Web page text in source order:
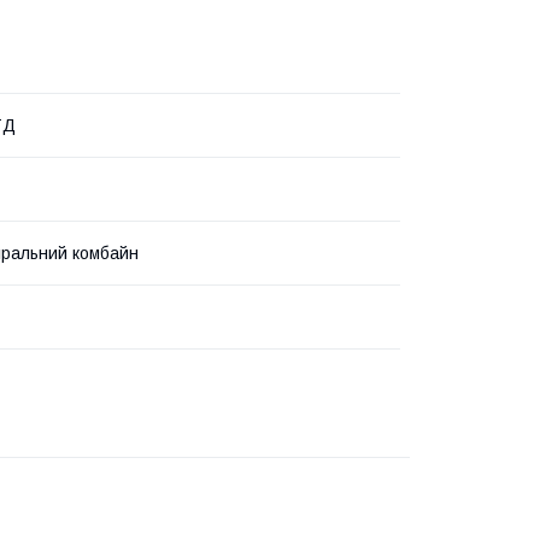
комбайн